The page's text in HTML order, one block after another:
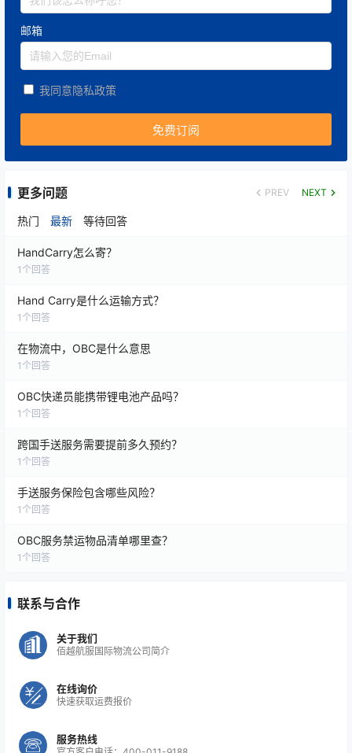
💎 高价值货物
📦 生产线备件
📑 商务与法律文件
通过这些细分场景，OBC服务在多个行业建立了高信任
度与高附加值形象。
🌍 二、OBC空运的市场定位
群体，其竞争核心不在运价，而在“时效与安全的绝对保
障”。
1️⃣ 目标客户群
客户类型 需求特征
制造型企业 紧急零部件供应，避免生产中断
医药机构
高端品牌商 需要全程保密和实时控制
OBC的市场核心竞争力体现在以下三个维度：
（1）时效壁垒
邮箱
我同意隐私政策
更多问题 PREV NEXT
热门 最新 等待回答
HandCarry怎么寄？
1 个回答
Hand Carry是什么运输方式？
1 个回答
在物流中，OBC是什么意思
1 个回答
OBC快递员能携带锂电池产品吗？
1 个回答
跨国手送服务需要提前多久预约？
1 个回答
手送服务保险包含哪些风险？
1 个回答
OBC服务禁运物品清单哪里查？
1 个回答
联系与合作
关于我们
佰越航服国际物流公司简介
在线询价
快速获取运费报价
服务热线